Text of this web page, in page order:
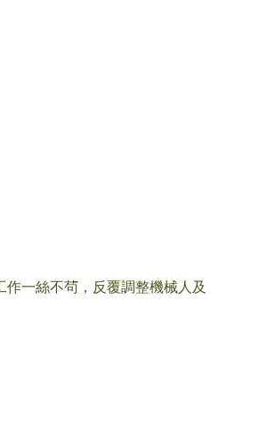
作一絲不茍，反覆調整機械人及